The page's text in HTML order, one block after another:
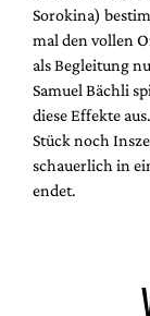
Sorokina)
mal den vollen
als Begleitung
Samuel Bächli
diese Effekte
Stück noch
schauerlich in
endet.